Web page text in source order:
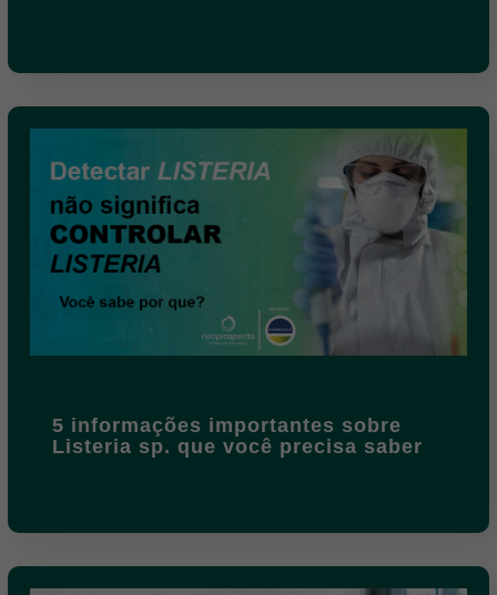
5 informações importantes sobre
Listeria sp. que você precisa saber